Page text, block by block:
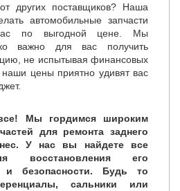
других поставщиков? Наша
автомобильные запчасти
по выгодной цене. Мы
важно для вас получить
не испытывая финансовых
наши цены приятно удивят вас
Мы гордимся широким
для ремонта заднего
У нас вы найдете все
восстановления его
и безопасности. Будь то
сальники или